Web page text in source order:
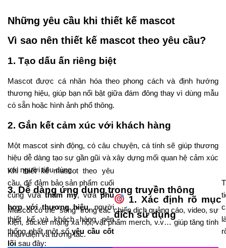
Những yêu cầu khi thiết kế mascot
Khi thiết kế mascot theo yêu
cầu, để đảm bảo sản phẩm cuối
cùng vừathẩm mỹ, vừaphù
hợp với thương hiệu, người
thiết kế và khách hàng nên
thống nhất một sốyêu cầu cốt
lõi sau đây:
1. Xác định rõ mục
đích sử dụng
Vì sao nên thiết kế mascot theo yêu cầu?
1. Tạo dấu ấn riêng biệt
Mascot được cá nhân hóa theo phong cách và định hướng
thương hiệu, giúp bạn nổi bật giữa đám đông thay vì dùng mẫu
có sẵn hoặc hình ảnh phổ thông.
2. Gắn kết cảm xúc với khách hàng
Một mascot sinh động, có câu chuyện, cá tính sẽ giúp thương
hiệu dễ dàng tạo sự gần gũi và xây dựng mối quan hệ cảm xúc
với người tiêu dùng.
3. Dễ dàng ứng dụng trong truyền thông
Mascot có thể “sống” trong các chiến dịch quảng cáo, video, sự
kiện, sticker mạng xã hội, vật phẩm merch, v.v… giúp tăng tính
nhận diện và tương tác.